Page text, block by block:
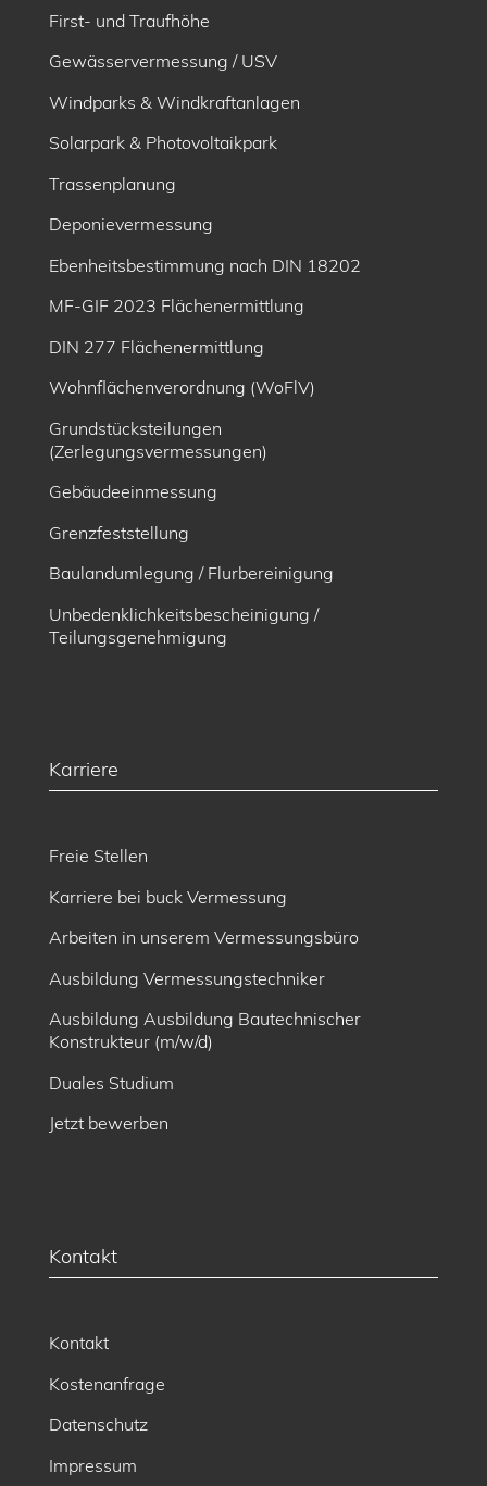
First- und Traufhöhe
Gewässervermessung / USV
Windparks & Windkraftanlagen
Solarpark & Photovoltaikpark
Trassenplanung
Deponievermessung
Ebenheitsbe­stimmung nach DIN 18202
MF-GIF 2023 Flächenermittlung
DIN 277 Flächenermittlung
Wohnflächenverordnung (WoFlV)
Grundstücksteilungen
(Zerlegungsvermessungen)
Gebäudeeinmessung
Grenzfeststellung
Baulandumlegung / Flurbereinigung
Unbedenklichkeitsbescheinigung /
Teilungsgenehmigung
Karriere
Freie Stellen
Karriere bei buck Vermessung
Arbeiten in unserem Vermessungsbüro
Ausbildung Vermessungstechniker
Ausbildung Ausbildung Bautechnischer
Konstrukteur (m/w/d)
Duales Studium
Jetzt bewerben
Kontakt
Kontakt
Kostenanfrage
Datenschutz
Impressum